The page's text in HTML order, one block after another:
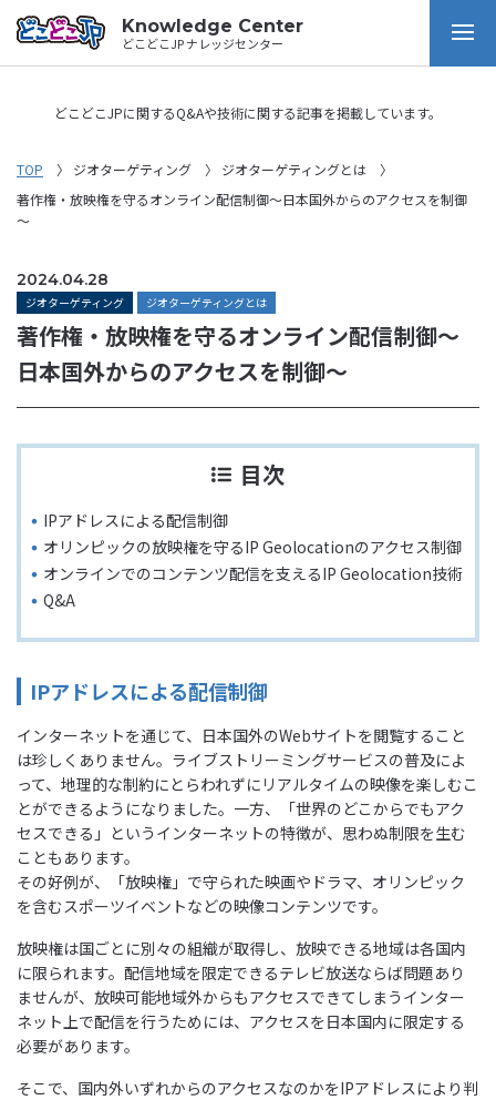
Knowledge Center
どこどこJP ナレッジセンター
どこどこJPに関するQ&Aや技術に関する記事を掲載しています。
TOP ジオターゲティング
ジオターゲティングとは
著作権・放映権を守るオンライン配信制御～日本国外からのアクセスを制御
～
2024.04.28
ジオターゲティング ジオターゲティングとは
著作権・放映権を守るオンライン配信制御～
日本国外からのアクセスを制御～
目次
IPアドレスによる配信制御
オリンピックの放映権を守るIP Geolocationのアクセス制御
オンラインでのコンテンツ配信を支えるIP Geolocation技術
Q&A
IPアドレスによる配信制御
インターネットを通じて、日本国外のWebサイトを閲覧すること
は珍しくありません。ライブストリーミングサービスの普及によ
って、地理的な制約にとらわれずにリアルタイムの映像を楽しむこ
とができるようになりました。一方、「世界のどこからでもアク
セスできる」というインターネットの特徴が、思わぬ制限を生む
こともあります。
その好例が、「放映権」で守られた映画やドラマ、オリンピック
を含むスポーツイベントなどの映像コンテンツです。
放映権は国ごとに別々の組織が取得し、放映できる地域は各国内
に限られます。配信地域を限定できるテレビ放送ならば問題あり
ませんが、放映可能地域外からもアクセスできてしまうインター
ネット上で配信を行うためには、アクセスを日本国内に限定する
必要があります。
そこで、国内外いずれからのアクセスなのかをIPアドレスにより判